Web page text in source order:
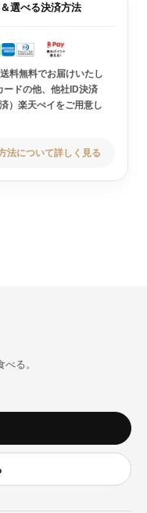
選べる決済方法
料無料でお届けいたし
ードの他、他社ID決済
）楽天ぺイをご用意し
法について詳しく見る
る。